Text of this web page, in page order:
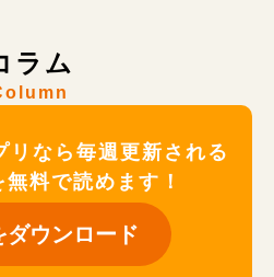
ラム
なら毎週更新される
料で読めます！
ダウンロード